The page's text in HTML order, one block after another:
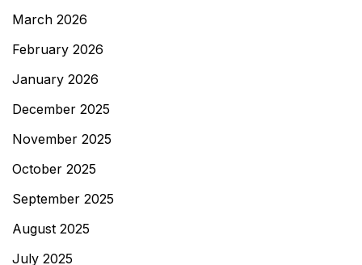
March 2026
February 2026
January 2026
December 2025
November 2025
October 2025
September 2025
August 2025
July 2025